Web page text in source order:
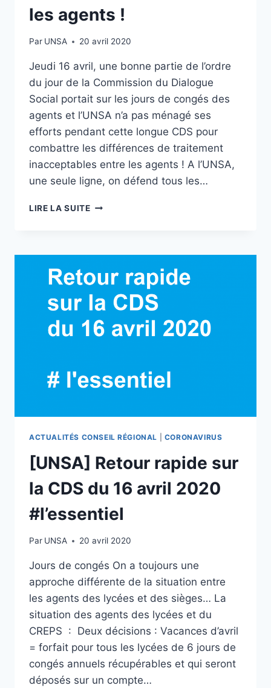
les agents !
Par UNSA 20 avril 2020
Jeudi 16 avril, une bonne partie de l’ordre
du jour de la Commission du Dialogue
Social portait sur les jours de congés des
agents et l’UNSA n’a pas ménagé ses
efforts pendant cette longue CDS pour
combattre les différences de traitement
inacceptables entre les agents ! A l’UNSA,
une seule ligne, on défend tous les…
LIRE LA SUITE[UNSA]
TEMPS »
AUSSI
POUR
LES
AGENTS
ACTUALITÉS CONSEIL RÉGIONAL CORONAVIRUS
[UNSA] Retour rapide sur
la CDS du 16 avril 2020
#l’essentiel
Par UNSA 20 avril 2020
Jours de congés On a toujours une
approche différente de la situation entre
les agents des lycées et des sièges… La
situation des agents des lycées et du
CREPS : Deux décisions : Vacances d’avril
= forfait pour tous les lycées de 6 jours de
congés annuels récupérables et qui seront
déposés sur un compte…